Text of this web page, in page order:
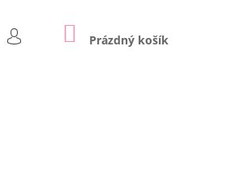
PŘIHLÁŠENÍ
NÁKUPNÍ
KOŠÍK
Prázdný košík